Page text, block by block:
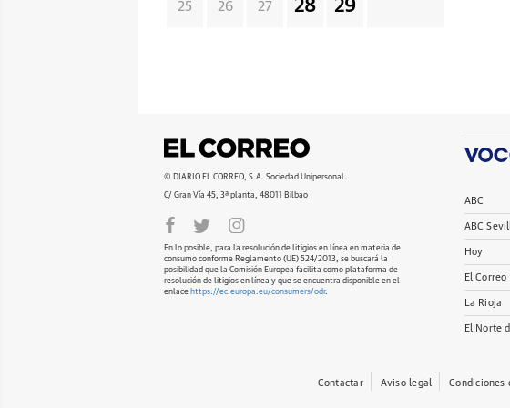
25 26 27 28 29
© DIARIO EL CORREO, S.A. Sociedad Unipersonal.
C/ Gran Vía 45, 3ª planta, 48011 Bilbao
En lo posible, para la resolución de litigios en línea en materia de
consumo conforme Reglamento (UE) 524/2013, se buscará la
posibilidad que la Comisión Europea facilita como plataforma de
resolución de litigios en línea y que se encuentra disponible en el
enlace https://ec.europa.eu/consumers/odr.
ABC
ABC
Hoy
El Correo
La Rioja
El Norte
Contactar Aviso legal Condiciones